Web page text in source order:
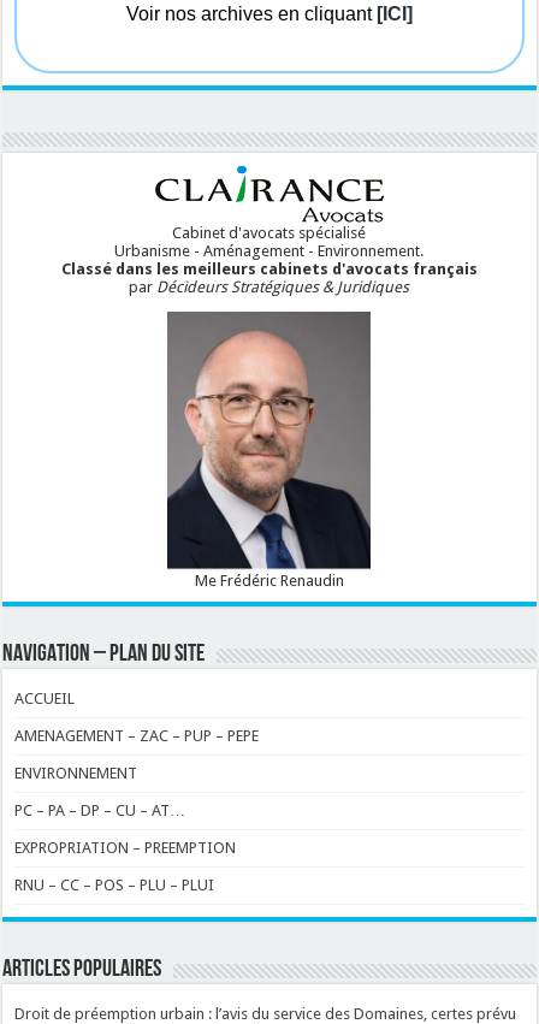
Voir nos archives en cliquant [ICI]
Cabinet d'avocats spécialisé
Urbanisme - Aménagement - Environnement.
Classé dans les meilleurs cabinets d'avocats français
par Décideurs Stratégiques & Juridiques
Me Frédéric Renaudin
NAVIGATION – PLAN DU SITE
ACCUEIL
AMENAGEMENT – ZAC – PUP – PEPE
ENVIRONNEMENT
PC – PA – DP – CU – AT…
EXPROPRIATION – PREEMPTION
RNU – CC – POS – PLU – PLUI
ARTICLES POPULAIRES
Droit de préemption urbain : l’avis du service des Domaines, certes prévu